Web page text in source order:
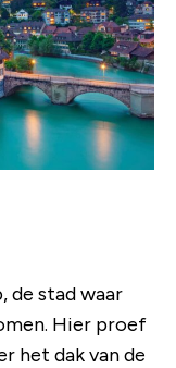
de stad waar
Hier proef
het dak van de